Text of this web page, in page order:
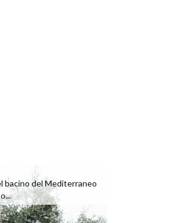
bacino del Mediterraneo